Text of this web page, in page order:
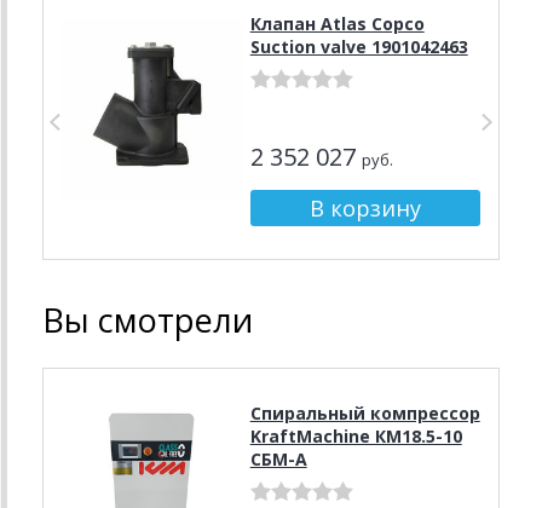
Клапан Atlas Copco
Suction valve 1901042463
2 352 027 руб.
Вы смотрели
Спиральный компрессор
KraftMachine КМ18.5-10
СБМ-А